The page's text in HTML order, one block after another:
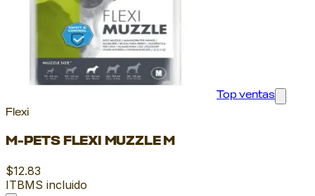
Top ventas
Flexi
M-PETS FLEXI MUZZLE M
$12.83
ITBMS incluido